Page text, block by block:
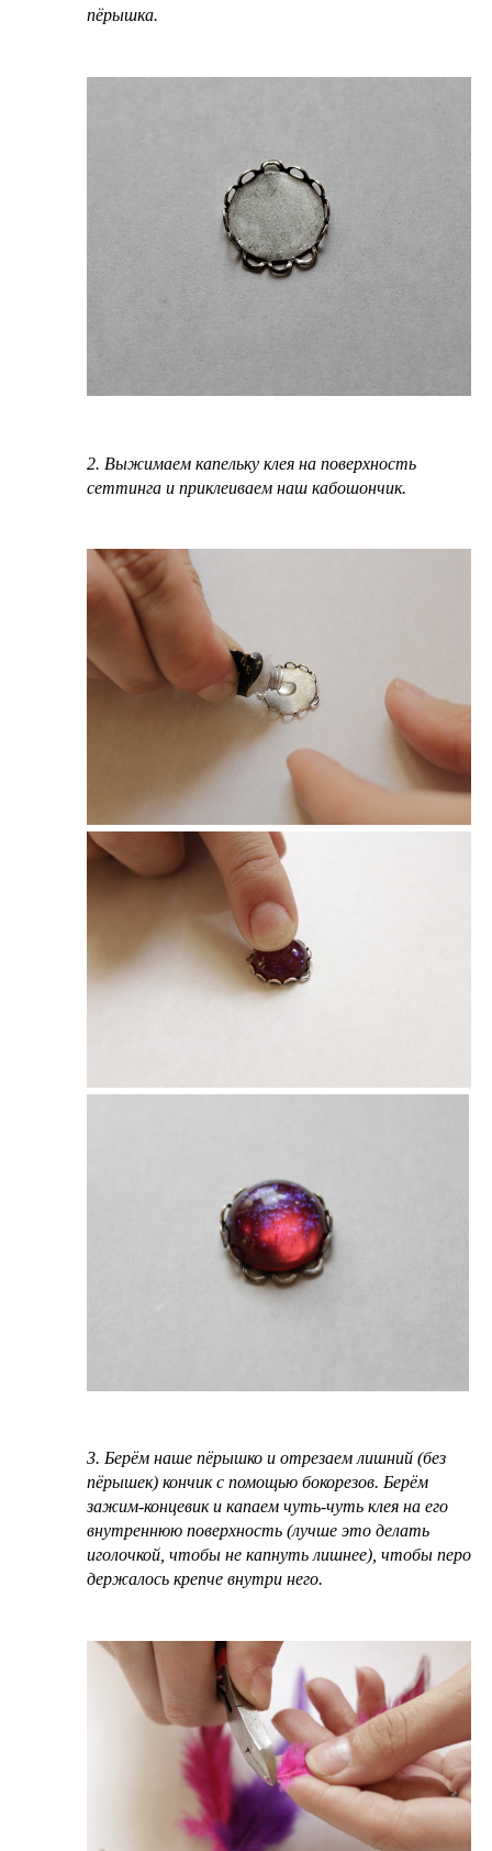
пёрышка.
2. Выжимаем капельку клея на поверхность
сеттинга и приклеиваем наш кабошончик.
3. Берём наше пёрышко и отрезаем лишний (без
пёрышек) кончик с помощью бокорезов. Берём
зажим-концевик и капаем чуть-чуть клея на его
внутреннюю поверхность (лучше это делать
иголочкой, чтобы не капнуть лишнее), чтобы перо
держалось крепче внутри него.